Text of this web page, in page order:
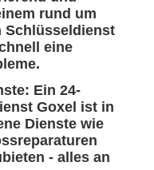
rund um
Schlüsseldienst
eine
Ein 24-
Goxel ist in
Dienste wie
- alles an